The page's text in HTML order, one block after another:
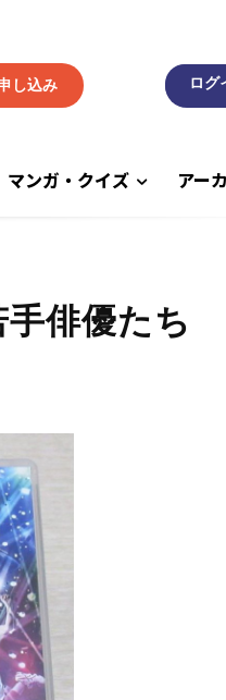
し込み
マンガ・クイズ アー
俳優たち